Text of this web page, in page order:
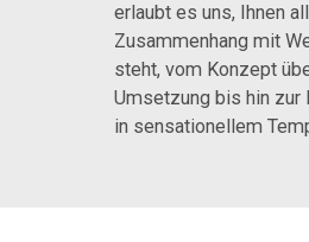
erlaubt es uns, Ihnen
Zusammenhang mit
steht, vom Konzept
Umsetzung bis hin
in sensationellem